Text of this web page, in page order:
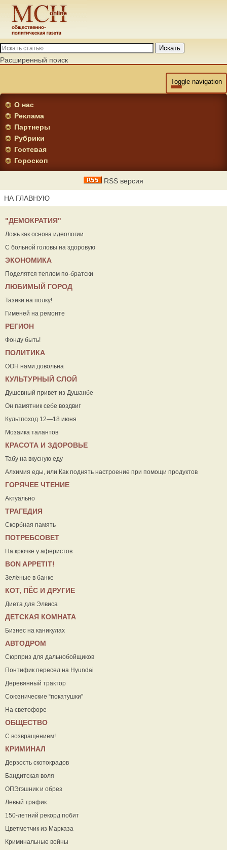
Искать
Расширенный поиск
Toggle navigation
О нас
Реклама
Партнеры
Рубрики
Гостевая
Гороскоп
RSS версия
НА ГЛАВНУЮ
"ДЕМОКРАТИЯ"
Ложь как основа идеологии
С больной головы на здоровую
ЭКОНОМИКА
Поделятся теплом по-братски
ЛЮБИМЫЙ ГОРОД
Тазики на полку!
Гименей на ремонте
РЕГИОН
Фонду быть!
ПОЛИТИКА
ООН нами довольна
КУЛЬТУРНЫЙ СЛОЙ
Душевный привет из Душанбе
Он памятник себе воздвиг
Культпоход 12—18 июня
Мозаика талантов
КРАСОТА И ЗДОРОВЬЕ
Табу на вкусную еду
Алхимия еды, или Как поднять настроение при помощи продуктов
ГОРЯЧЕЕ ЧТЕНИЕ
Актуально
ТРАГЕДИЯ
Скорбная память
ПОТРЕБСОВЕТ
На крючке у аферистов
ВON APPETIT!
Зелёные в банке
КОТ, ПЁС И ДРУГИЕ
Диета для Элвиса
ДЕТСКАЯ КОМНАТА
Бизнес на каникулах
АВТОДРОМ
Сюрприз для дальнобойщиков
Понтифик пересел на Hyundai
Деревянный трактор
Союзнические “покатушки”
На светофоре
ОБЩЕСТВО
С возвращением!
КРИМИНАЛ
Дерзость скотокрадов
Бандитская воля
ОПЭгэшник и обрез
Левый трафик
150-летний рекорд побит
Цветметчик из Марказа
Криминальные войны